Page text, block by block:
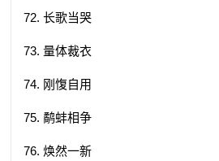
72. 长歌当哭
73. 量体裁衣
74. 刚愎自用
75. 鹬蚌相争
76. 焕然一新